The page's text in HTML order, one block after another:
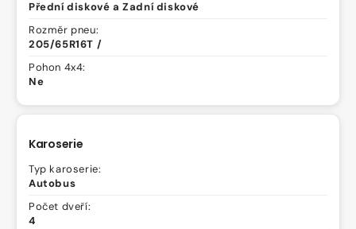
Přední diskové a Zadní diskové
Rozměr pneu:
205/65R16T /
Pohon 4x4:
Ne
Karoserie
Typ karoserie:
Autobus
Počet dveří:
4